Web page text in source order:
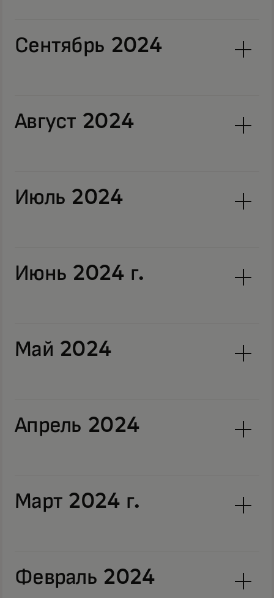
Сентябрь 2024
Август 2024
Июль 2024
Июнь 2024 г.
Май 2024
Апрель 2024
Март 2024 г.
Февраль 2024